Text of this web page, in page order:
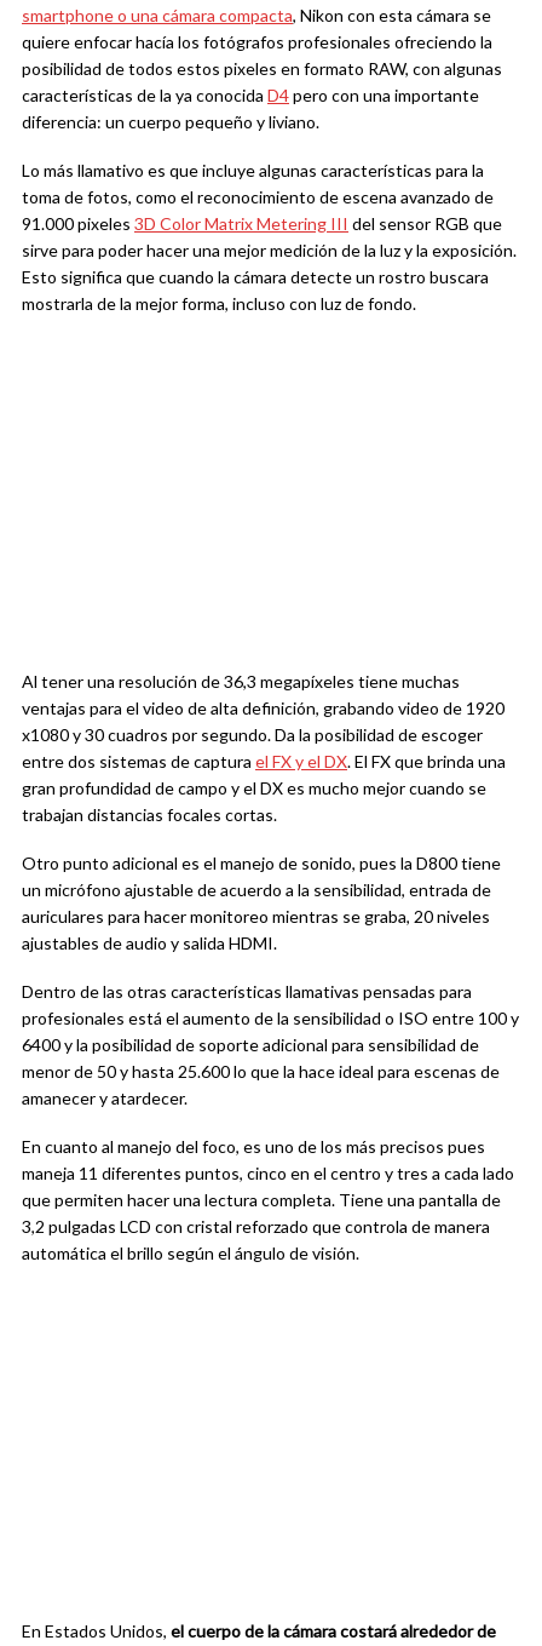
smartphone o una cámara compacta, Nikon con esta cámara se
quiere enfocar hacía los fotógrafos profesionales ofreciendo la
posibilidad de todos estos pixeles en formato RAW, con algunas
características de la ya conocida D4pero con una importante
diferencia: un cuerpo pequeño y liviano.
Lo más llamativo es que incluye algunas características para la
toma de fotos, como el reconocimiento de escena avanzado de
91.000 pixeles 3D Color Matrix Metering III del sensor RGB que
sirve para poder hacer una mejor medición de la luz y la exposición.
Esto significa que cuando la cámara detecte un rostro buscara
mostrarla de la mejor forma, incluso con luz de fondo.
Al tener una resolución de 36,3 megapíxeles tiene muchas
ventajas para el video de alta definición, grabando video de 1920
x1080 y 30 cuadros por segundo. Da la posibilidad de escoger
entre dos sistemas de captura el FX y el DX. El FX que brinda una
gran profundidad de campo y el DX es mucho mejor cuando se
trabajan distancias focales cortas.
Otro punto adicional es el manejo de sonido, pues la D800 tiene
un micrófono ajustable de acuerdo a la sensibilidad, entrada de
auriculares para hacer monitoreo mientras se graba, 20 niveles
ajustables de audio y salida HDMI.
Dentro de las otras características llamativas pensadas para
profesionales está el aumento de la sensibilidad o ISO entre 100 y
6400 y la posibilidad de soporte adicional para sensibilidad de
menor de 50 y hasta 25.600 lo que la hace ideal para escenas de
amanecer y atardecer.
En cuanto al manejo del foco, es uno de los más precisos pues
maneja 11 diferentes puntos, cinco en el centro y tres a cada lado
que permiten hacer una lectura completa. Tiene una pantalla de
3,2 pulgadas LCD con cristal reforzado que controla de manera
automática el brillo según el ángulo de visión.
En Estados Unidos, el cuerpo de la cámara costará alrededor de